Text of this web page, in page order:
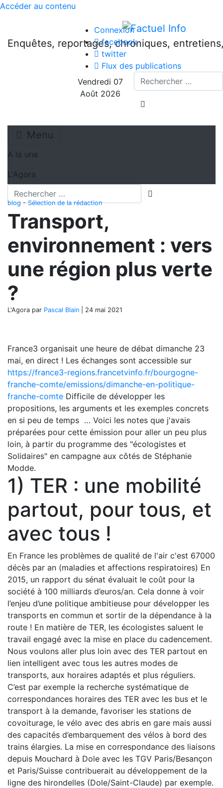
Accéder au contenu
Enquêtes, reportages, chroniques,
Connexion
facebook
twitter
Flux des publications
Vendredi 07
Août 2026
Recherche
Menu
A la une
L'Agora
Recherche
blog-Sélection de la rédaction
Transport,
environnement : vers
une région plus verte
?
L'Agora par Pascal Blain 24 mai 2021
France3 organisait une heure de débat dimanche 23
mai, en direct ! Les échanges sont accessible sur
https://france3-regions.francetvinfo.fr/bourgogne-
franche-comte/emissions/dimanche-en-politique-
franche-comte Difficile de développer les
propositions, les arguments et les exemples concrets
en si peu de temps … Voici les notes que j'avais
préparées pour cette émission pour aller un peu plus
loin, à partir du programme des "écologistes et
Solidaires" en campagne aux côtés de Stéphanie
Modde.
1) TER : une mobilité
partout, pour tous, et
avec tous !
En France les problèmes de qualité de l'air c'est 67000
décès par an (maladies et affections respiratoires) En
2015, un rapport du sénat évaluait le coût pour la
société à 100 milliards d’euros/an. Cela donne à voir
l’enjeu d’une politique ambitieuse pour développer les
transports en commun et sortir de la dépendance à la
route ! En matière de TER, les écologistes saluent le
travail engagé avec la mise en place du cadencement.
Nous voulons aller plus loin avec des TER partout en
lien intelligent avec tous les autres modes de
transports, aux horaires adaptés et plus réguliers.
C’est par exemple la recherche systématique de
correspondances horaires des TER avec les bus et le
transport à la demande, favoriser les stations de
covoiturage, le vélo avec des abris en gare mais aussi
des capacités d’embarquement des vélos à bord des
trains élargies. La mise en correspondance des liaisons
depuis Mouchard à Dole avec les TGV Paris/Besançon
et Paris/Suisse contribuerait au développement de la
ligne des hirondelles (Dole/Saint-Claude) par exemple.